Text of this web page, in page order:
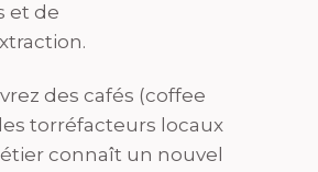
et de
des cafés (coffee
torréfacteurs locaux
connaît un nouvel